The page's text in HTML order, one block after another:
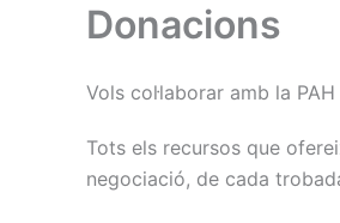
Donacions
Vols col·laborar amb la
Tots els recursos que
negociació, de cada